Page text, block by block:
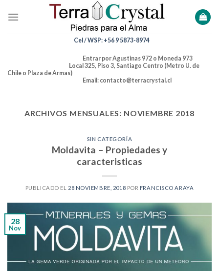
Cel / WSP: +56 9 5873-8974
Entrar por Agustinas 972 o Moneda 973
Local 325, Piso 3, Santiago Centro (Metro U. de
Chile o Plaza de Armas)
Email: contacto@terracrystal.cl
ARCHIVOS MENSUALES: NOVIEMBRE 2018
SIN CATEGORÍA
Moldavita – Propiedades y
caracteristicas
PUBLICADO EL 28 NOVIEMBRE, 2018 POR FRANCISCO ARAYA
28
Nov